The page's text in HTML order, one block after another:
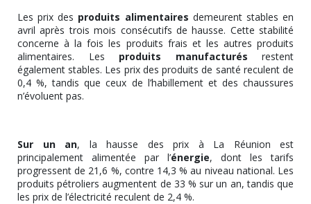
Les prix des produits alimentaires demeurent stables en
avril après trois mois consécutifs de hausse. Cette stabilité
concerne à la fois les produits frais et les autres produits
alimentaires. Les produits manufacturés restent
également stables. Les prix des produits de santé reculent de
0,4 %, tandis que ceux de l’habillement et des chaussures
n’évoluent pas.
Sur un an, la hausse des prix à La Réunion est
principalement alimentée par l’énergie, dont les tarifs
progressent de 21,6 %, contre 14,3 % au niveau national. Les
produits pétroliers augmentent de 33 % sur un an, tandis que
les prix de l’électricité reculent de 2,4 %.